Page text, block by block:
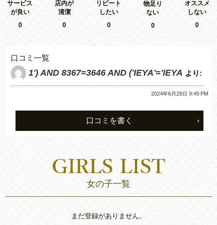
サービス
が良い
0
店内が
清潔
0
リピート
したい
0
物足り
ない
0
オススメ
しない
0
口コミ一覧
1') AND 8367=3646 AND ('IEYA'='IEYA より:
2024年6月29日 9:49 PM
口コミを書く
女の子一覧
まだ登録がありません。